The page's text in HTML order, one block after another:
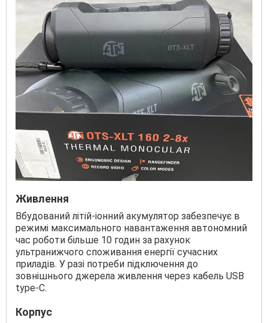
Живлення
Вбудований літій-іонний акумулятор забезпечує в
режимі максимального навантаження автономний
час роботи більше 10 годин за рахунок
ультранижчого споживання енергії сучасних
приладів. У разі потреби підключення до
зовнішнього джерела живлення через кабель USB
type-C.
Корпус